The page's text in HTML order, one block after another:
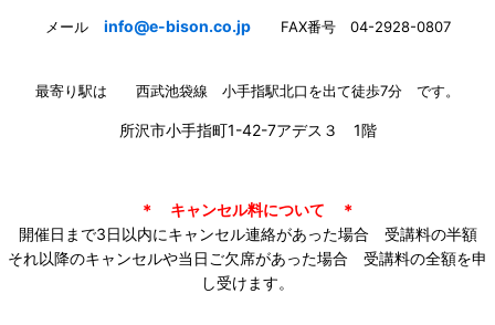
メール info@e-bison.co.jp FAX番号 04-2928-0807
最寄り駅は 西武池袋線 小手指駅北口を出て徒歩7分 です。
所沢市小手指町1-42-7アデス３ 1階
＊ キャンセル料について ＊
開催日まで3日以内にキャンセル連絡があった場合 受講料の半額
それ以降のキャンセルや当日ご欠席があった場合 受講料の全額を申
し受けます。